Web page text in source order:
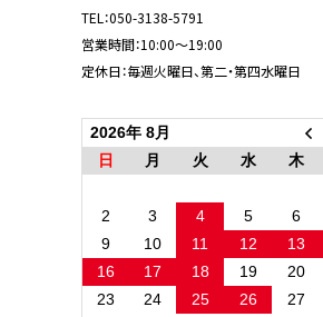
TEL：050-3138-5791
営業時間：10:00～19:00
定休日：毎週火曜日、第二・第四水曜日
2026年 8月
日
月 火 水 木
2
3 4 5 6
9
10 11 12 13
16
17 18 19 20
23
24 25 26 27